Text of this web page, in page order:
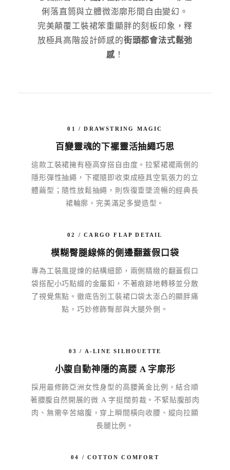
俐落直筒與立體微澎廓形間自由變幻。
完美顛覆工裝裙笨重顯胖的刻板印象，釋
放極具高階設計師感的街頭都會法式鬆弛
感 ！
01 / DRAWSTRING MAGIC
百變靈魂的下襬靈活抽繩巧思
這款工裝裙擁有極高穿搭自由度。拉緊裙襬兩側的
隱形彈性抽繩，下襬隨即收束成極具空氣張力的立
體繭型；隨性放鬆抽繩，則恢復垂墜流暢的經典長
裙輪廓，完美滿足多變造型。
02 / CARGO FLAP DETAIL
模糊臀腿線條的側邊翻蓋假口袋
專為工裝風提煉的結構細節，兩側精緻的翻蓋假口
袋搭配小巧點綴的金屬釦，不著痕跡地轉移並分散
了視覺焦點。徹底告別工裝裙口袋太澎凸的顯胖痛
點，巧妙修飾臀部與大腿外側。
03 / A-LINE SILHOUETTE
小腹自動神隱的高腰 A 字廓形
採用最修飾亞洲女性身型的高腰黃金比例，結合順
著腰腹自然開展的微 A 字挺闊剪裁。不緊貼腹部肉
肉、無需辛苦縮腹，穿上瞬間橫向收腰、縱向拉顯
長腿比例。
04 / COTTON COMFORT